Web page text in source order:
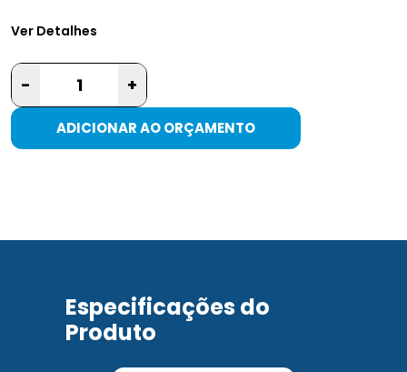
Ver Detalhes
- +
ADICIONAR AO ORÇAMENTO
Especificações do
Produto